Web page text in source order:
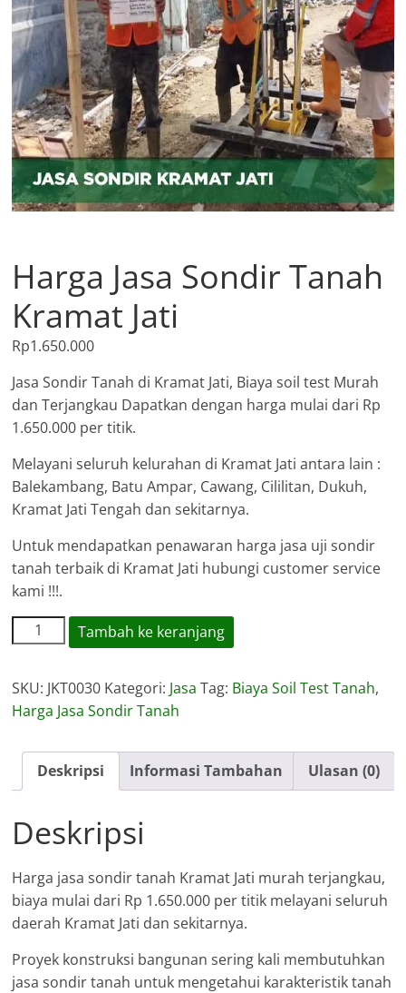
Harga Jasa Sondir Tanah
Kramat Jati
Rp1.650.000
Jasa Sondir Tanah di Kramat Jati, Biaya soil test Murah
dan Terjangkau Dapatkan dengan harga mulai dari Rp
1.650.000 per titik.
Melayani seluruh kelurahan di Kramat Jati antara lain :
Balekambang, Batu Ampar, Cawang, Cililitan, Dukuh,
Kramat Jati Tengah dan sekitarnya.
Untuk mendapatkan penawaran harga jasa uji sondir
tanah terbaik di Kramat Jati hubungi customer service
kami !!!.
Kuantitas
Harga
Sondir
Tanah
Tambah ke keranjang
SKU: JKT0030 Kategori: Jasa Tag: Biaya Soil Test Tanah,
Harga Jasa Sondir Tanah
Deskripsi Informasi Tambahan Ulasan (0)
Deskripsi
Harga jasa sondir tanah Kramat Jati murah terjangkau,
biaya mulai dari Rp 1.650.000 per titik melayani seluruh
daerah Kramat Jati dan sekitarnya.
Proyek konstruksi bangunan sering kali membutuhkan
jasa sondir tanah untuk mengetahui karakteristik tanah